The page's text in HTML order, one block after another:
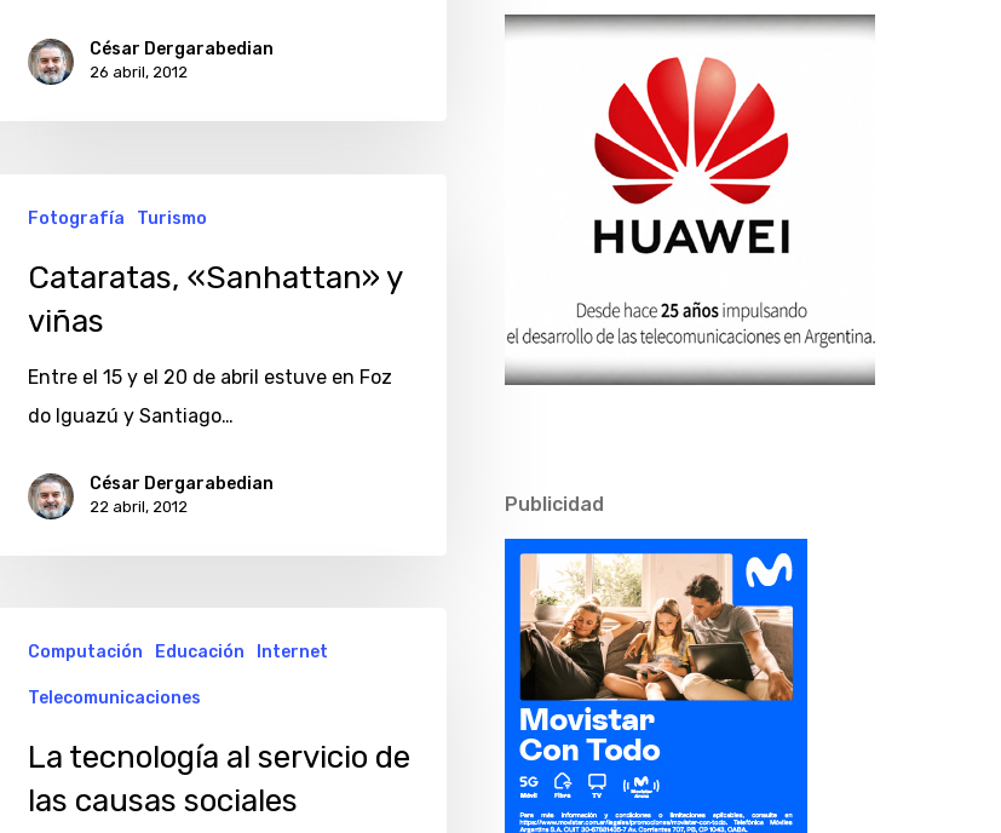
César Dergarabedian
26 abril, 2012
«Sanhattan»
Fotografía Turismo
Cataratas, «Sanhattan» y
viñas
Entre el 15 y el 20 de abril estuve en Foz
do Iguazú y Santiago…
César Dergarabedian
22 abril, 2012
tecnología
servicio
Computación Educación Internet
Telecomunicaciones
La tecnología al servicio de
las causas sociales
Publicidad